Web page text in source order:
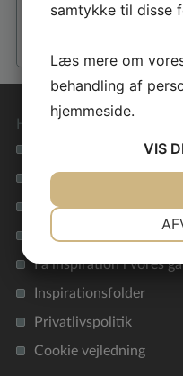
Hurtige genveje
Se alle vores hustyper
Materialevalg i høj
Tryghed i hele forløbet
Lavenergihuse for
Få inspiration i vores
Inspirationsfolder
Privatlivspolitik
Cookie vejledning
samtykke til disse
Læs mere om
behandling af
hjemmeside.
VIS